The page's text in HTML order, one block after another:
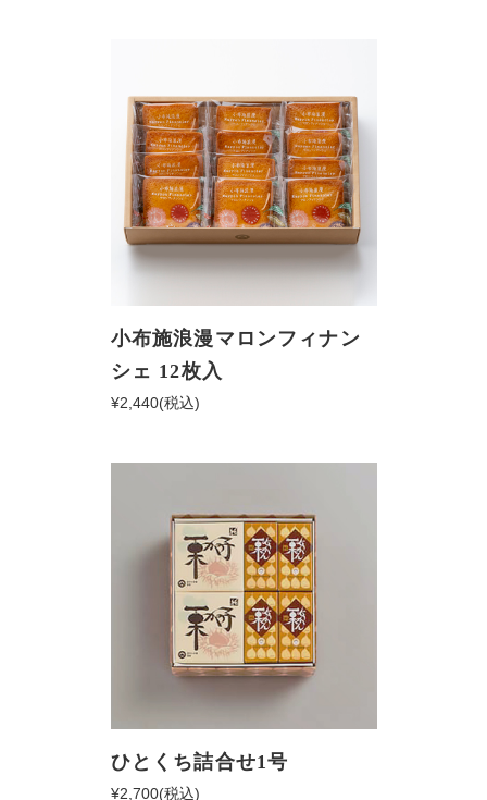
小布施浪漫マロンフィナン
シェ 12枚入
¥2,440(税込)
ひとくち詰合せ1号
¥2,700(税込)